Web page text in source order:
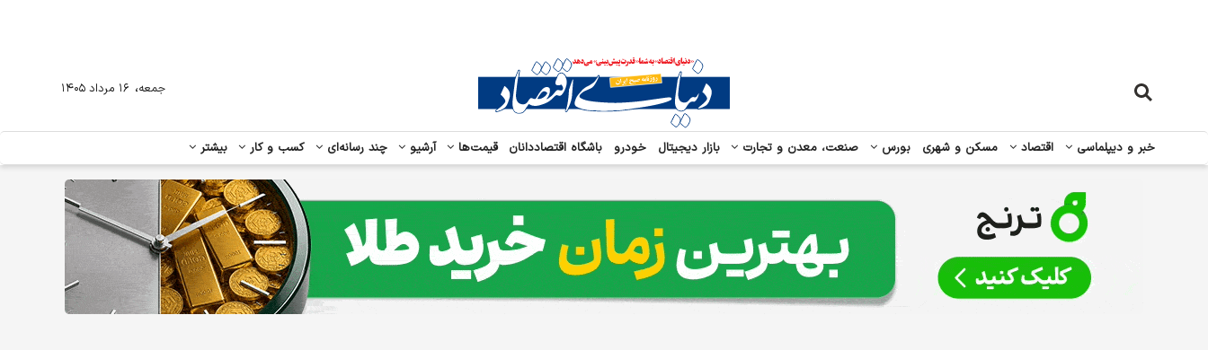
خبر و دیپلماسی اقتصاد مسکن و شهری بورس صنعت، معدن و تجارت بازار دیجیتال خودرو باشگاه اقتصاددانان قیمت‌ها آرشیو چند رسانه‌ای کسب و کار بیشتر
جمعه، ۱۶ مرداد ۱۴۰۵